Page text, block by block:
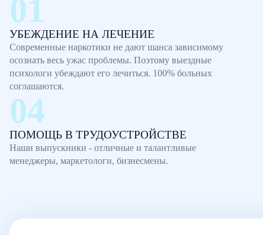
УБЕЖДЕНИЕ НА ЛЕЧЕНИЕ
Современные наркотики не дают шанса зависимому
осознать весь ужас проблемы. Поэтому выездные
психологи убеждают его лечиться. 100% больных
соглашаются.
ПОМОЩЬ В ТРУДОУСТРОЙСТВЕ
Наши выпускники - отличные и талантливые
менеджеры, маркетологи, бизнесмены.